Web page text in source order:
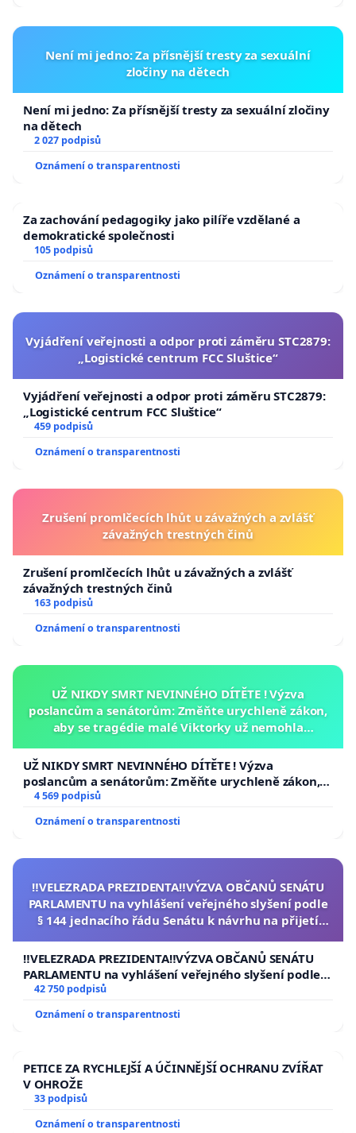
Není mi jedno: Za přísnější tresty za sexuální
zločiny na dětech
Není mi jedno: Za přísnější tresty za sexuální zločiny
na dětech
2 027 podpisů
Oznámení o transparentnosti
Za zachování pedagogiky jako pilíře vzdělané a
demokratické společnosti
105 podpisů
Oznámení o transparentnosti
Vyjádření veřejnosti a odpor proti záměru STC2879:
„Logistické centrum FCC Sluštice“
Vyjádření veřejnosti a odpor proti záměru STC2879:
„Logistické centrum FCC Sluštice“
459 podpisů
Oznámení o transparentnosti
Zrušení promlčecích lhůt u závažných a zvlášť
závažných trestných činů
Zrušení promlčecích lhůt u závažných a zvlášť
závažných trestných činů
163 podpisů
Oznámení o transparentnosti
UŽ NIKDY SMRT NEVINNÉHO DÍTĚTE ! Výzva
poslancům a senátorům: Změňte urychleně zákon,
aby se tragédie malé Viktorky už nemohla
UŽ NIKDY SMRT NEVINNÉHO DÍTĚTE ! Výzva
poslancům a senátorům: Změňte urychleně zákon,
aby se tragédie malé Viktorky už nemohla opakovat!
4 569 podpisů
Oznámení o transparentnosti
‼️VELEZRADA PREZIDENTA‼️VÝZVA OBČANŮ SENÁTU
PARLAMENTU na vyhlášení veřejného slyšení podle
§ 144 jednacího řádu Senátu k návrhu na přijetí
republiky
‼️VELEZRADA PREZIDENTA‼️VÝZVA OBČANŮ SENÁTU
PARLAMENTU na vyhlášení veřejného slyšení podle §
144 jednacího řádu Senátu k návrhu na přijetí
republiky
42 750 podpisů
Oznámení o transparentnosti
PETICE ZA RYCHLEJŠÍ A ÚČINNĚJŠÍ OCHRANU ZVÍŘAT
V OHROŽE
33 podpisů
Oznámení o transparentnosti